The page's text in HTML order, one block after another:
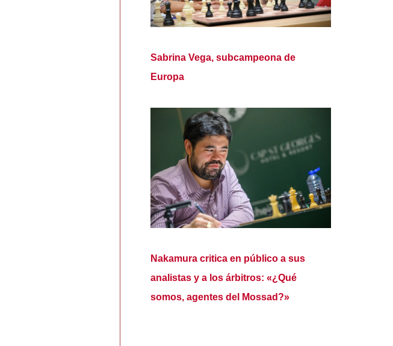
Sabrina Vega, subcampeona de
Europa
Nakamura critica en público a sus
analistas y a los árbitros: «¿Qué
somos, agentes del Mossad?»